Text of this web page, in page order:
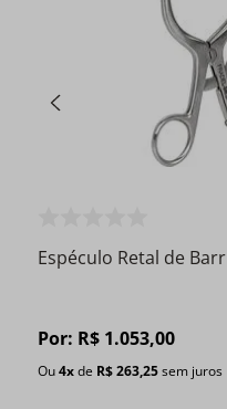
Espéculo Retal de Barr
Por: R$ 1.053,00
Ou4xde R$ 263,25sem juros